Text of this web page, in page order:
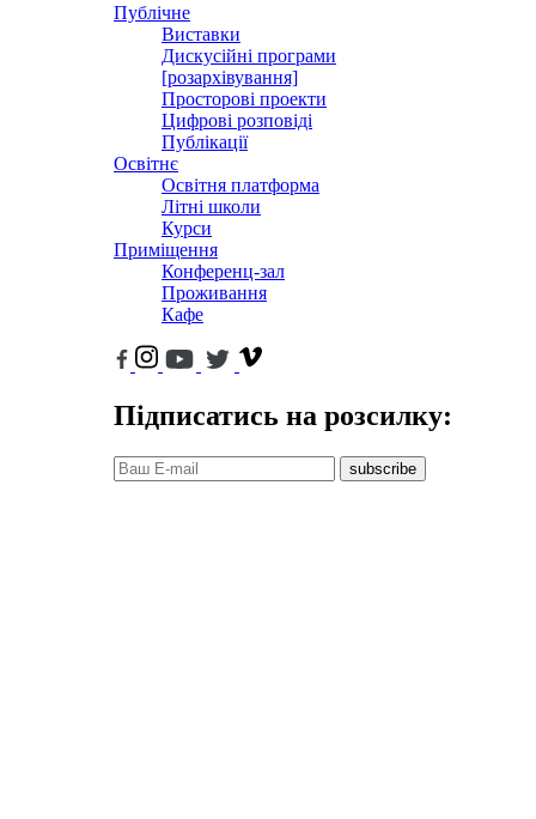
Публічне
Виставки
Дискусійні програми
[розархівування]
Просторові проекти
Цифрові розповіді
Публікації
Освітнє
Освітня платформа
Літні школи
Курси
Приміщення
Конференц-зал
Проживання
Кафе
Підписатись на розсилку:
subscribe